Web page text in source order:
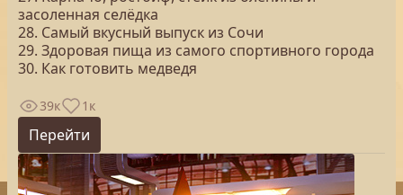
засоленная селёдка
28. Самый вкусный выпуск из Сочи
29. Здоровая пища из самого спортивного города
30. Как готовить медведя
39к 1к
Перейти